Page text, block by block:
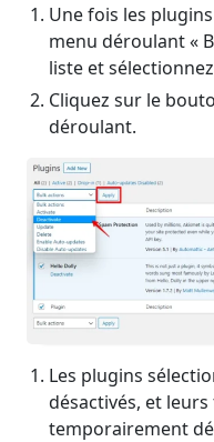
Une fois les
menu déroulant «
liste et
Cliquez sur le
déroulant.
Les plugins
désactivés, et
temporairement